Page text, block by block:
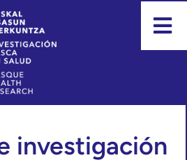
investigación